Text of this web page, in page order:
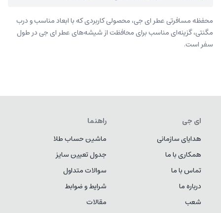
محفظه مسافرتی عطر ای جی، محصولی کاربردی که با ابعاد مناسب و درب
مگنتی، گزینه‌ای مناسب برای محافظت از شیشه‌های عطر ای جی در طول
سفر است.
ای جی
هدایای سازمانی
همکاری با ما
تماس با ما
درباره ما
شعب
راهنما
ماشین حساب طلا
جدول تعیین سایز
سوالات متداول
شرایط و ضوابط
مقالات